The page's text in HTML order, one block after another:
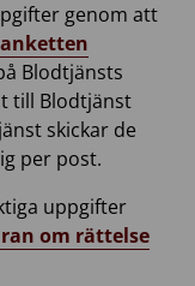
genom att
Blodtjänsts
till Blodtjänst
skickar de
per post.
uppgifter
om rättelse